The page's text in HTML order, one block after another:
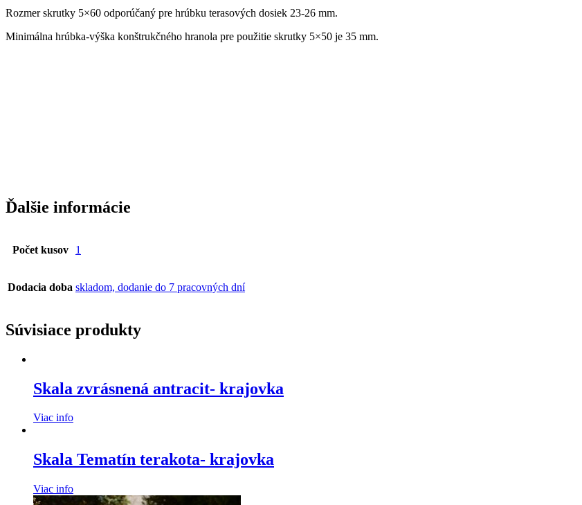
Rozmer skrutky 5×60 odporúčaný pre hrúbku terasových dosiek 23-26 mm.
Minimálna hrúbka-výška konštrukčného hranola pre použitie skrutky 5×50 je 35 mm.
Ďalšie informácie
Počet kusov 1
Dodacia doba skladom, dodanie do 7 pracovných dní
Súvisiace produkty
Skala zvrásnená antracit- krajovka
Viac info
Skala Tematín terakota- krajovka
Viac info